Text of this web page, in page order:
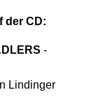
der CD:
-
Lindinger